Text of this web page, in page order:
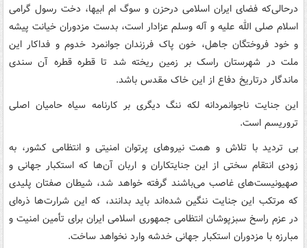
درحالی‌که فضای ایران اسلامی درحزن و سوگ ام ابیها، دخت رسول گرامی
اسلام صلی الله علیه و آله وسلم عزادار است، بدست مزدوران خیانت پیشه
و خود فروختگان جاهل، خون پاک فرزندان جوانمرد خدوم و فداکار این
ملت در شهرستان راسک بر زمین ریخته شد تا قطره قطره آن سندی
ماندگار درتاریخ دفاع از این خاک مقدس باشد.
این جنایت ناجوانمردانه لکه ننگ دیگری بر کارنامه سیاه حامیان اصلی
تروریسم است.
بی تردید با تلاش و همت نیروهای پرتوان امنیتی و انتظامی کشور، به
زودی انتقام سختی از این جنایتکاران و اربان آن‌ها که استکبار جهانی و
صهیونیست‌های غاصب می‌باشند گرفته خواهد شد، شیطان صفتان پلیدی
که مرتکب این جنایت ننگین شده‌اند باید بدانند، که این شرارت‌ها ذره‌ای
در عزم راسخ سبزپوشان انتظامی جمهوری اسلامی ایران برای تأمین امنیت و
مبارزه با مزدوران استکبار جهانی خدشه وارد نخواهد ساخت.